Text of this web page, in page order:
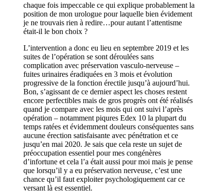
chaque fois impeccable ce qui explique probablement la
position de mon urologue pour laquelle bien évidement
je ne trouvais rien à redire…pour autant l’attentisme
était-il le bon choix ?
L’intervention a donc eu lieu en septembre 2019 et les
suites de l’opération se sont déroulées sans
complication avec préservation vasculo-nerveuse –
fuites urinaires éradiquées en 3 mois et évolution
progressive de la fonction érectile jusqu’à aujourd’hui.
Bon, s’agissant de ce dernier aspect les choses restent
encore perfectibles mais de gros progrès ont été réalisés
quand je compare avec les mois qui ont suivi l’après
opération – notamment piqures Edex 10 la plupart du
temps ratées et évidemment douleurs conséquentes sans
aucune érection satisfaisante avec pénétration et ce
jusqu’en mai 2020. Je sais que cela reste un sujet de
préoccupation essentiel pour mes congénères
d’infortune et cela l’a était aussi pour moi mais je pense
que lorsqu’il y a eu préservation nerveuse, c’est une
chance qu’il faut exploiter psychologiquement car ce
versant là est essentiel.